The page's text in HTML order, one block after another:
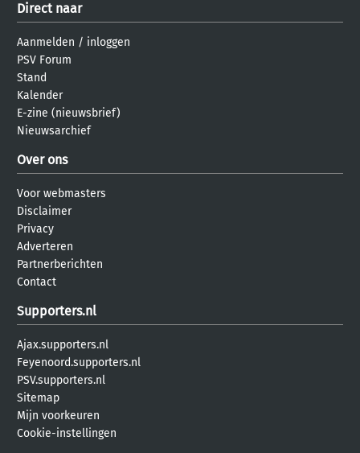
Direct naar
Aanmelden / inloggen
PSV Forum
Stand
Kalender
E-zine (nieuwsbrief)
Nieuwsarchief
Over ons
Voor webmasters
Disclaimer
Privacy
Adverteren
Partnerberichten
Contact
Supporters.nl
Ajax.supporters.nl
Feyenoord.supporters.nl
PSV.supporters.nl
Sitemap
Mijn voorkeuren
Cookie-instellingen